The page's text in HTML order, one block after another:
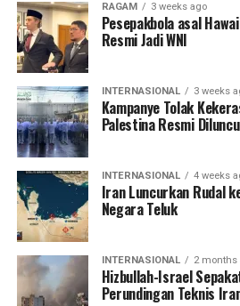
RAGAM 3 weeks ago
Pesepakbola asal
Resmi Jadi WNI
INTERNASIONAL 3 weeks
Kampanye Tolak
Palestina Resmi
INTERNASIONAL 4 weeks
Iran Luncurkan Rudal
Negara Teluk
INTERNASIONAL 2 months
Hizbullah-Israel
Perundingan Teknis